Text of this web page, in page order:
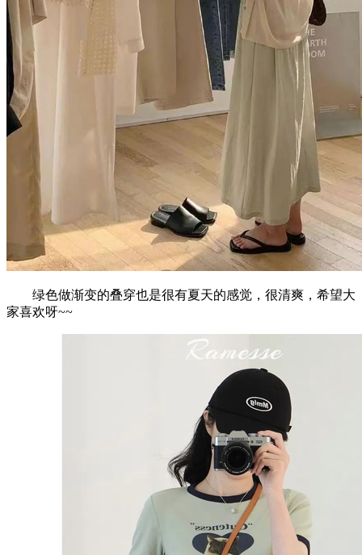
绿色做渐变的叠穿也是很有夏天的感觉，很清爽，希望大
家喜欢呀~~